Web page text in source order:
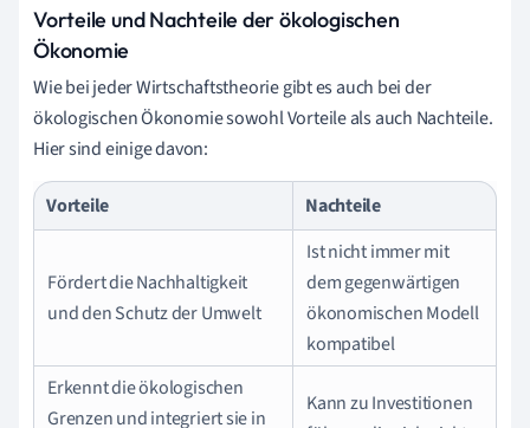
Vorteile und Nachteile der ökologischen
Ökonomie
Wie bei jeder Wirtschaftstheorie gibt es auch bei der
ökologischen Ökonomie sowohl Vorteile als auch Nachteile.
Hier sind einige davon:
Vorteile Nachteile
Fördert die Nachhaltigkeit
und den Schutz der Umwelt
Ist nicht immer mit
dem gegenwärtigen
ökonomischen Modell
kompatibel
Erkennt die ökologischen
Grenzen und integriert sie in
Kann zu Investitionen